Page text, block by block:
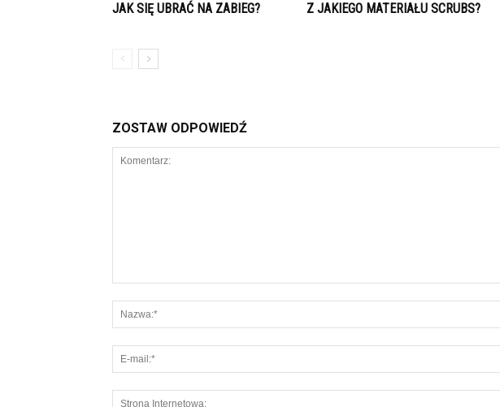
JAK SIĘ UBRAĆ NA ZABIEG? Z JAKIEGO MATERIAŁU SCRUBS?
ZOSTAW ODPOWIEDŹ